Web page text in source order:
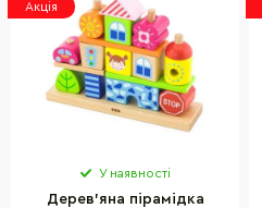
Акція
У наявності
Дерев'яна пірамідка